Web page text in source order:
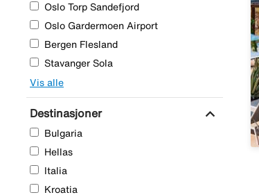
Oslo Torp Sandefjord
Oslo Gardermoen Airport
Bergen Flesland
Stavanger Sola
Vis alle
Destinasjoner expand_more
Bulgaria
Hellas
Italia
Kroatia